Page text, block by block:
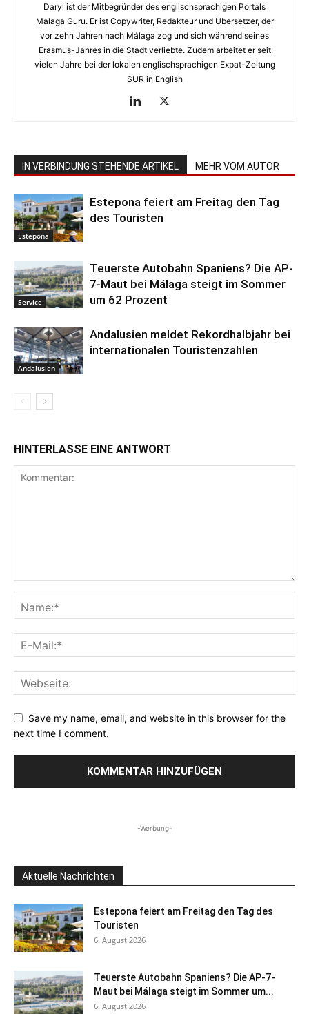
Daryl ist der Mitbegründer des englischsprachigen Portals
Malaga Guru. Er ist Copywriter, Redakteur und Übersetzer, der
vor zehn Jahren nach Málaga zog und sich während seines
Erasmus-Jahres in die Stadt verliebte. Zudem arbeitet er seit
vielen Jahre bei der lokalen englischsprachigen Expat-Zeitung
SUR in English
IN VERBINDUNG STEHENDE ARTIKEL MEHR VOM AUTOR
Estepona
Estepona feiert am Freitag den Tag
des Touristen
Service
Teuerste Autobahn Spaniens? Die AP-
7-Maut bei Málaga steigt im Sommer
um 62 Prozent
Andalusien
Andalusien meldet Rekordhalbjahr bei
internationalen Touristenzahlen
HINTERLASSE EINE ANTWORT
Save my name, email, and website in this browser for the
next time I comment.
-Werbung-
Aktuelle Nachrichten
Estepona feiert am Freitag den Tag des
Touristen
6. August 2026
Teuerste Autobahn Spaniens? Die AP-7-
Maut bei Málaga steigt im Sommer um...
6. August 2026